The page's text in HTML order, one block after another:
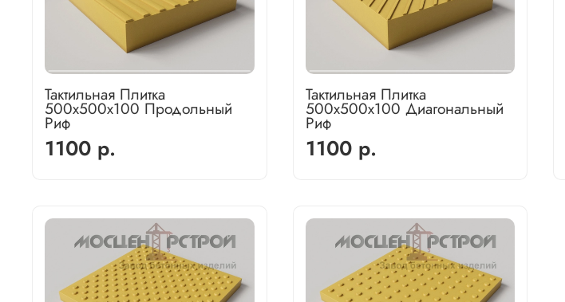
Тактильная Плитка
500х500х100 Продольный
Риф
1100 р.
Тактильная Плитка
500х500х100 Диагональный
Риф
1100 р.